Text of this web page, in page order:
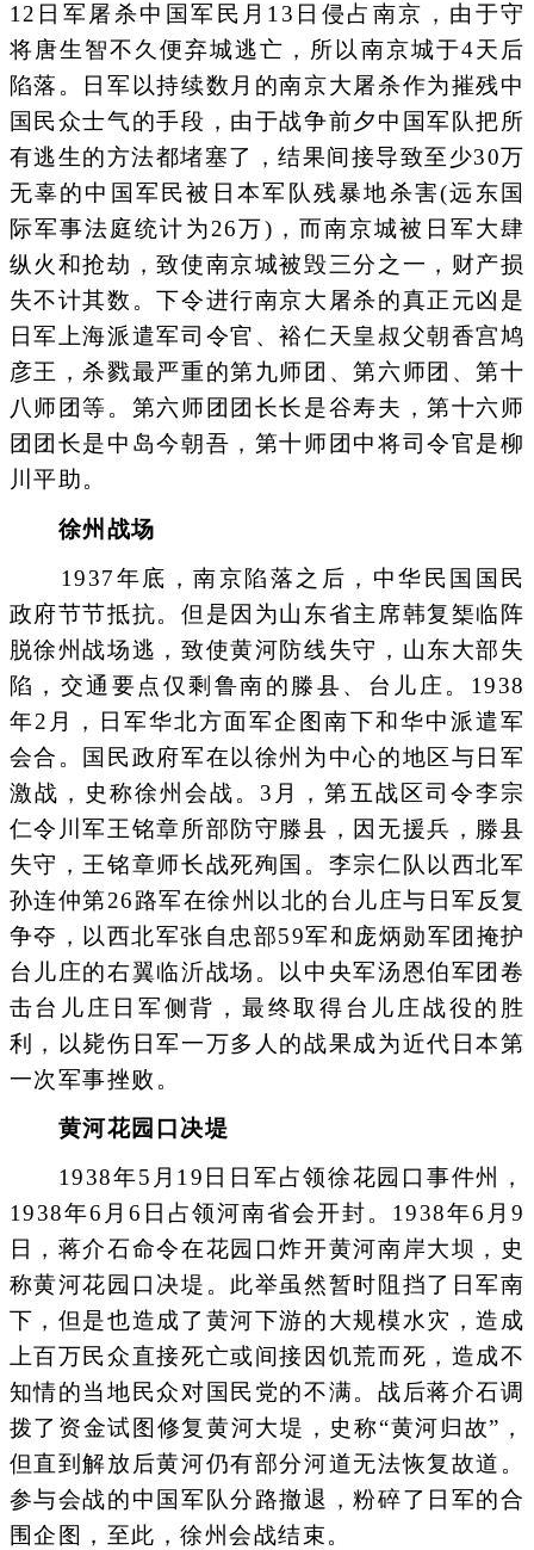
12日军屠杀中国军民月13日侵占南京，由于守
将唐生智不久便弃城逃亡，所以南京城于4天后
陷落。日军以持续数月的南京大屠杀作为摧残中
国民众士气的手段，由于战争前夕中国军队把所
有逃生的方法都堵塞了，结果间接导致至少30万
无辜的中国军民被日本军队残暴地杀害(远东国
际军事法庭统计为26万)，而南京城被日军大肆
纵火和抢劫，致使南京城被毁三分之一，财产损
失不计其数。下令进行南京大屠杀的真正元凶是
日军上海派遣军司令官、裕仁天皇叔父朝香宫鸠
彦王，杀戮最严重的第九师团、第六师团、第十
八师团等。第六师团团长长是谷寿夫，第十六师
团团长是中岛今朝吾，第十师团中将司令官是柳
川平助。
徐州战场
1937年底，南京陷落之后，中华民国国民
政府节节抵抗。但是因为山东省主席韩复榘临阵
脱徐州战场逃，致使黄河防线失守，山东大部失
陷，交通要点仅剩鲁南的滕县、台儿庄。1938
年2月，日军华北方面军企图南下和华中派遣军
会合。国民政府军在以徐州为中心的地区与日军
激战，史称徐州会战。3月，第五战区司令李宗
仁令川军王铭章所部防守滕县，因无援兵，滕县
失守，王铭章师长战死殉国。李宗仁队以西北军
孙连仲第26路军在徐州以北的台儿庄与日军反复
争夺，以西北军张自忠部59军和庞炳勋军团掩护
台儿庄的右翼临沂战场。以中央军汤恩伯军团卷
击台儿庄日军侧背，最终取得台儿庄战役的胜
利，以毙伤日军一万多人的战果成为近代日本第
一次军事挫败。
黄河花园口决堤
1938年5月19日日军占领徐花园口事件州，
1938年6月6日占领河南省会开封。1938年6月9
日，蒋介石命令在花园口炸开黄河南岸大坝，史
称黄河花园口决堤。此举虽然暂时阻挡了日军南
下，但是也造成了黄河下游的大规模水灾，造成
上百万民众直接死亡或间接因饥荒而死，造成不
知情的当地民众对国民党的不满。战后蒋介石调
拨了资金试图修复黄河大堤，史称“黄河归故”，
但直到解放后黄河仍有部分河道无法恢复故道。
参与会战的中国军队分路撤退，粉碎了日军的合
围企图，至此，徐州会战结束。